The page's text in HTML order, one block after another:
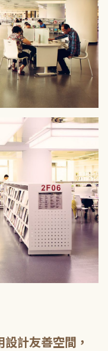
計友善空間，